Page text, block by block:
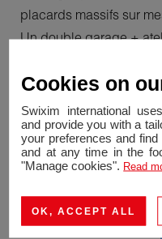
placards massifs sur
Un double garage +
extérieure pouvant
Proximité de tous les
ski.
Ce bien se trouve à 30
A voir rapidement!
Cookies on
Swixim international
and provide you with a
your preferences and
and at any time in the
"Manage cookies". Read
OK, ACCEPT ALL